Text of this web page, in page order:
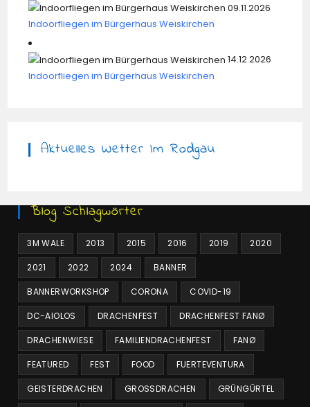
09.11.2026
Indoorfliegen im Bürgerhaus Weiskirchen
14.12.2026
Indoorfliegen im Bürgerhaus Weiskirchen
Aktuelles Wetter Im Rodgau
Blog Schlagwörter
3M WALE 2013 2015 2016 2019 2020
2021 2022 2024 BANNER
BANNERWORKSHOP CORONA COVID-19
DC-AIOLOS DRACHENFEST DRACHENFEST FANØ
DRACHENWIESE FAMILIENDRACHENFEST FANØ
FEATURED FEST FOOD FUERTEVENTURA
GEISTERDRACHEN GROSSDRACHEN GRÜNGÜRTEL